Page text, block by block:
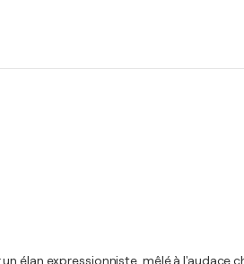
élan expressionniste, mêlé à l'audace